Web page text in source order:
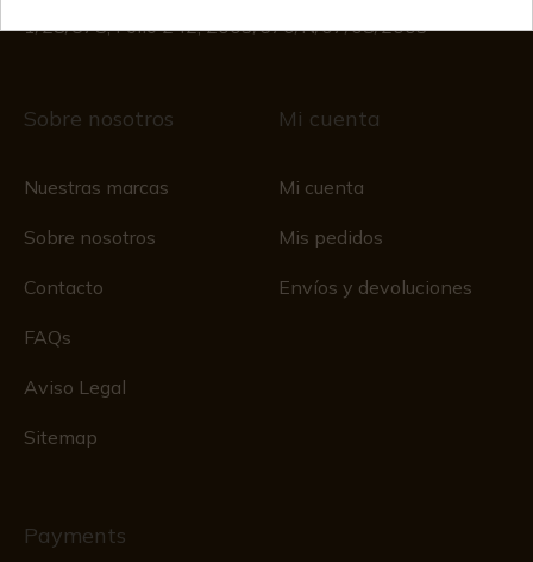
1/28/578, Folio 242, 2003/670/N/07/08/2003
Sobre nosotros
Nuestras marcas
Sobre nosotros
Contacto
FAQs
Aviso Legal
Sitemap
Mi cuenta
Mi cuenta
Mis pedidos
Envíos y devoluciones
Payments